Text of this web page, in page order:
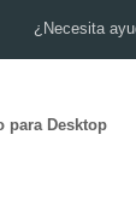
¿Necesita
para Desktop